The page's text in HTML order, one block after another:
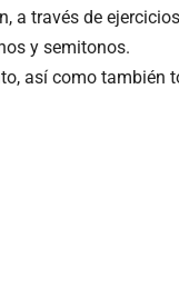
a través de
y semitonos.
así como también